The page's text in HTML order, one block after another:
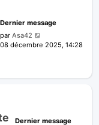
Dernier message
parAsa42
08 décembre 2025, 14:28
Dernier message